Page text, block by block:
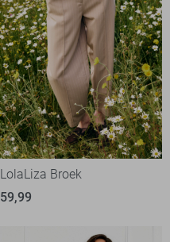
LolaLiza Broek
59,99